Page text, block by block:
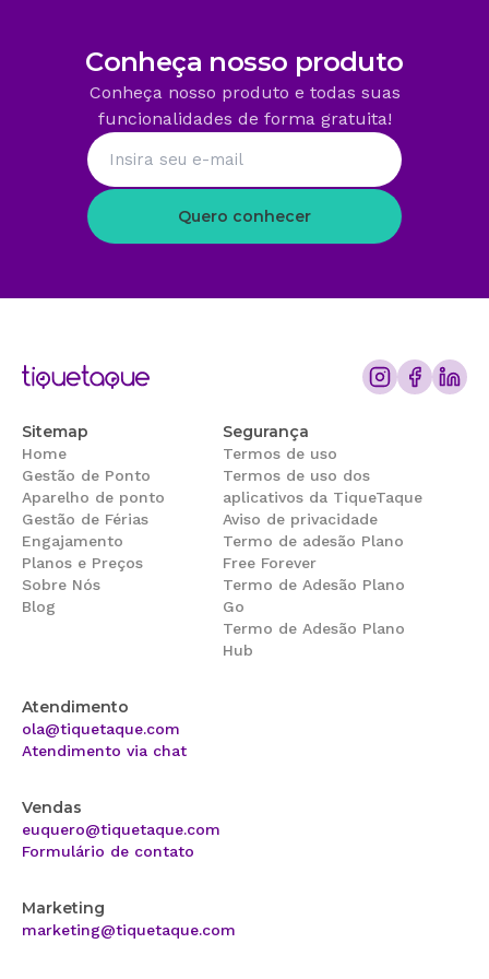
Conheça nosso produto
Conheça nosso produto e todas suas
funcionalidades de forma gratuita!
Quero conhecer
Sitemap
Home
Gestão de Ponto
Aparelho de ponto
Gestão de Férias
Engajamento
Planos e Preços
Sobre Nós
Blog
Segurança
Termos de uso
Termos de uso dos
aplicativos da TiqueTaque
Aviso de privacidade
Termo de adesão Plano
Free Forever
Termo de Adesão Plano
Go
Termo de Adesão Plano
Hub
Atendimento
ola@tiquetaque.com
Atendimento via chat
Vendas
euquero@tiquetaque.com
Formulário de contato
Marketing
marketing@tiquetaque.com